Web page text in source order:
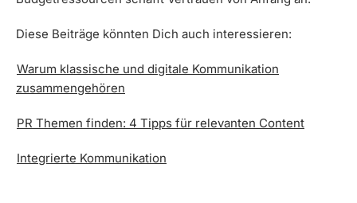
Diese Beiträge könnten Dich auch interessieren:
Warum klassische und digitale Kommunikation
zusammengehören
PR Themen finden: 4 Tipps für relevanten Content
Integrierte Kommunikation